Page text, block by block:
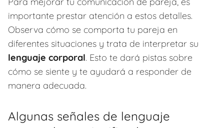
importante prestar atención a estos detalles.
Observa cómo se comporta tu pareja en
diferentes situaciones y trata de interpretar su
lenguaje corporal. Esto te dará pistas sobre
cómo se siente y te ayudará a responder de
manera adecuada.
Algunas señales de lenguaje